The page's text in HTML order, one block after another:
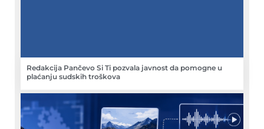
Redakcija Pančevo Si Ti pozvala javnost da pomogne u
plaćanju sudskih troškova